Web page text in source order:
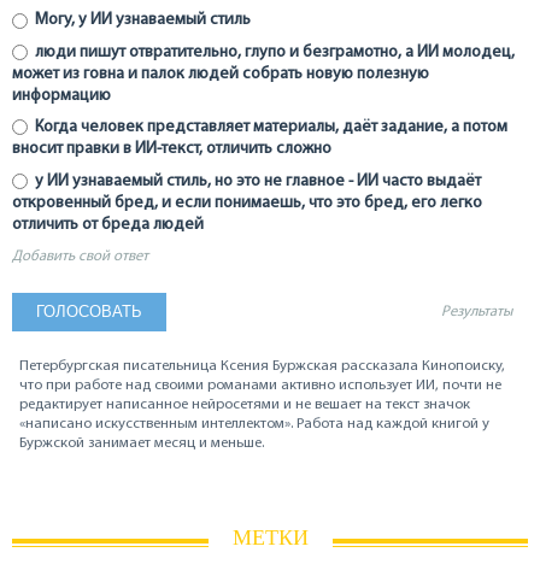
Могу, у ИИ узнаваемый стиль
люди пишут отвратительно, глупо и безграмотно, а ИИ молодец,
может из говна и палок людей собрать новую полезную
информацию
Когда человек представляет материалы, даёт задание, а потом
вносит правки в ИИ-текст, отличить сложно
у ИИ узнаваемый стиль, но это не главное - ИИ часто выдаёт
откровенный бред, и если понимаешь, что это бред, его легко
отличить от бреда людей
Добавить свой ответ
Результаты
Петербургская писательница Ксения Буржская рассказала Кинопоиску,
что при работе над своими романами активно использует ИИ, почти не
редактирует написанное нейросетями и не вешает на текст значок
«написано искусственным интеллектом». Работа над каждой книгой у
Буржской занимает месяц и меньше.
МЕТКИ